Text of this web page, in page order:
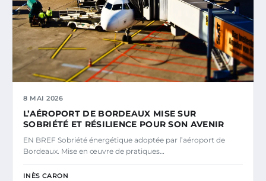
8 MAI 2026
L’AÉROPORT DE BORDEAUX MISE SUR
SOBRIÉTÉ ET RÉSILIENCE POUR SON AVENIR
EN BREF Sobriété énergétique adoptée par l’aéroport de
Bordeaux. Mise en œuvre de pratiques…
INÈS CARON